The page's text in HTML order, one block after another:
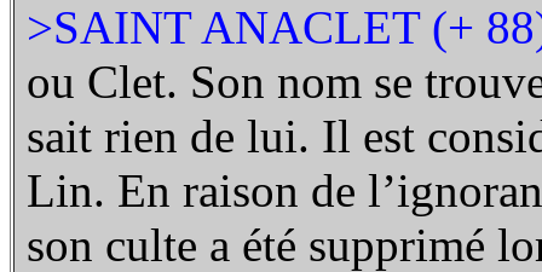
>SAINT ANACLET (+
ou Clet. Son nom se
sait rien de lui. Il est
Lin. En raison de
son culte a été supprimé